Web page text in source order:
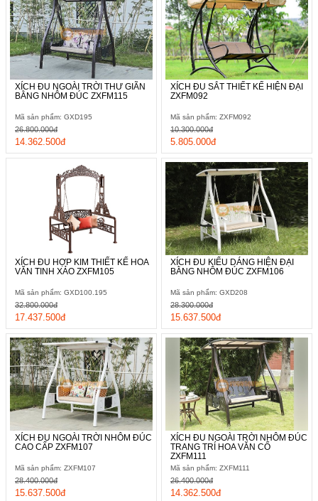
XÍCH ĐU NGOÀI TRỜI THƯ GIÃN
BẰNG NHÔM ĐÚC ZXFM115
Mã sản phẩm: GXD195
14.362.500đ
26.800.000đ
XÍCH ĐU SẮT THIẾT KẾ HIỆN ĐẠI
ZXFM092
Mã sản phẩm: ZXFM092
5.805.000đ
10.300.000đ
XÍCH ĐU HỢP KIM THIẾT KẾ HOA
VĂN TINH XẢO ZXFM105
Mã sản phẩm: GXD100.195
17.437.500đ
32.800.000đ
XÍCH ĐU KIỂU DÁNG HIỆN ĐẠI
BẰNG NHÔM ĐÚC ZXFM106
Mã sản phẩm: GXD208
15.637.500đ
28.300.000đ
XÍCH ĐU NGOÀI TRỜI NHÔM ĐÚC
CAO CẤP ZXFM107
Mã sản phẩm: ZXFM107
15.637.500đ
28.400.000đ
XÍCH ĐU NGOÀI TRỜI NHÔM ĐÚC
TRANG TRÍ HOA VĂN CỔ
ZXFM111
Mã sản phẩm: ZXFM111
14.362.500đ
26.400.000đ